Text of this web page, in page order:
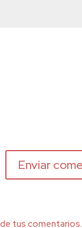
tus comentarios.